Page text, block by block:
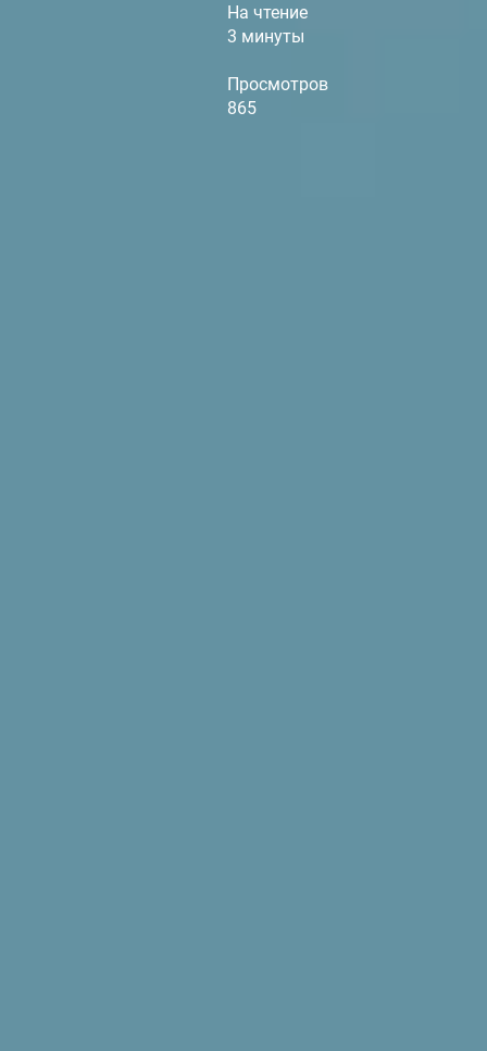
На чтение
3 минуты
Просмотров
865